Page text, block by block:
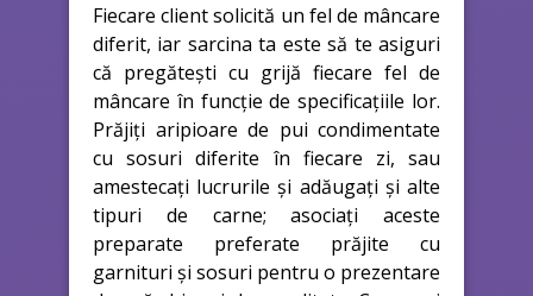
Fiecare client solicită un fel de mâncare
diferit, iar sarcina ta este să te asiguri
că pregătești cu grijă fiecare fel de
mâncare în funcție de specificațiile lor.
Prăjiți aripioare de pui condimentate
cu sosuri diferite în fiecare zi, sau
amestecați lucrurile și adăugați și alte
tipuri de carne; asociați aceste
preparate preferate prăjite cu
garnituri și sosuri pentru o prezentare